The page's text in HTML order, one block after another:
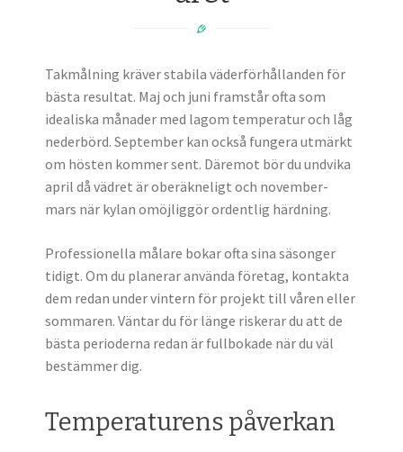
Takmålning kräver stabila väderförhållanden för
bästa resultat. Maj och juni framstår ofta som
idealiska månader med lagom temperatur och låg
nederbörd. September kan också fungera utmärkt
om hösten kommer sent. Däremot bör du undvika
april då vädret är oberäkneligt och november-
mars när kylan omöjliggör ordentlig härdning.
Professionella målare bokar ofta sina säsonger
tidigt. Om du planerar använda företag, kontakta
dem redan under vintern för projekt till våren eller
sommaren. Väntar du för länge riskerar du att de
bästa perioderna redan är fullbokade när du väl
bestämmer dig.
Temperaturens påverkan